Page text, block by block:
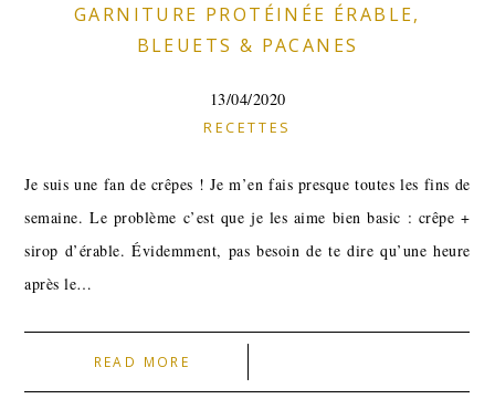
GARNITURE PROTÉINÉE ÉRABLE,
BLEUETS & PACANES
13/04/2020
RECETTES
Je suis une fan de crêpes ! Je m’en fais presque toutes les fins de
semaine. Le problème c’est que je les aime bien basic : crêpe +
sirop d’érable. Évidemment, pas besoin de te dire qu’une heure
après le…
READ MORE